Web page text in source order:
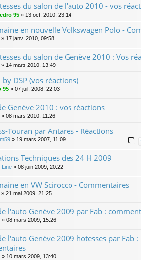
du salon de l'auto 2010 - vos
95 » 13 oct. 2010, 23:14
en nouvelle Volkswagen Polo -
» 17 janv. 2010, 09:58
du salon de Genève 2010 : Vos
» 14 mars 2010, 13:49
by DSP (vos réactions)
95 » 07 juil. 2008, 22:03
Genève 2010 : vos réactions
» 08 mars 2010, 11:26
Touran par Antares - Réactions
» 19 mars 2007, 11:09
Techniques des 24 H 2009
Line » 08 juin 2009, 20:22
en VW Scirocco - Commentaires
» 21 mai 2009, 21:25
l'auto Genève 2009 par Fab :
» 08 mars 2009, 15:26
l'auto Genève 2009 hotesses par Fab :
» 10 mars 2009, 13:40